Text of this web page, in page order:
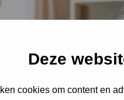
Deze
cookies om content en